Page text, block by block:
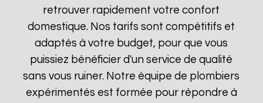
retrouver rapidement votre confort
domestique. Nos tarifs sont compétitifs et
adaptés à votre budget, pour que vous
puissiez bénéficier d'un service de qualité
sans vous ruiner. Notre équipe de plombiers
expérimentés est formée pour répondre à